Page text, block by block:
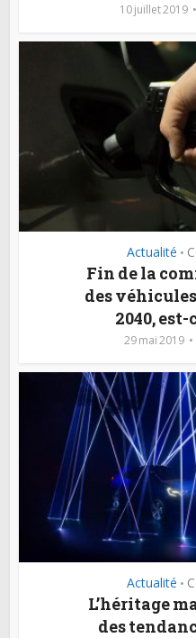
10 juillet 2019
Actualité •
Fin de la
des
2040, est-
29 mai 2019
Actualité •
L’héritage
des